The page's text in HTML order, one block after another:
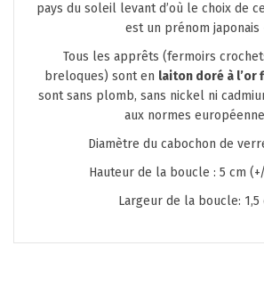
pays du soleil levant d’où le choix de
est un prénom japonais
Tous les apprêts (fermoirs
breloques) sont en laiton doré à l’or
sont sans plomb, sans nickel ni
aux normes
Diamètre du cabochon de
Hauteur de la boucle : 5 cm
Largeur de la boucle: 1,5